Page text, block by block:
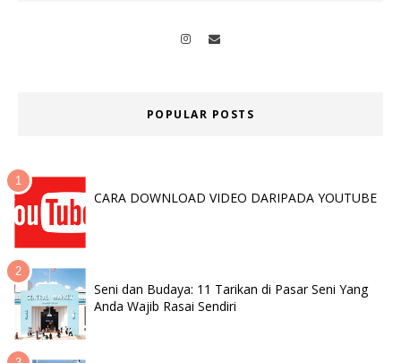
POPULAR POSTS
CARA DOWNLOAD VIDEO DARIPADA YOUTUBE
Seni dan Budaya: 11 Tarikan di Pasar Seni Yang
Anda Wajib Rasai Sendiri